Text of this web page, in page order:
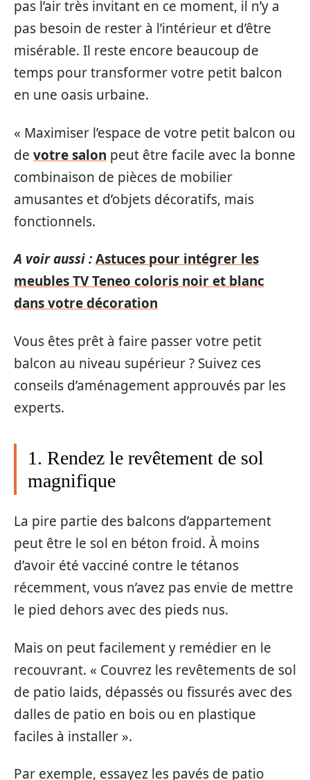
pas l’air très invitant en ce moment, il n’y a
pas besoin de rester à l’intérieur et d’être
misérable. Il reste encore beaucoup de
temps pour transformer votre petit balcon
en une oasis urbaine.
« Maximiser l’espace de votre petit balcon ou
de votre salon peut être facile avec la bonne
combinaison de pièces de mobilier
amusantes et d’objets décoratifs, mais
fonctionnels.
A voir aussi :Astuces pour intégrer les
meubles TV Teneo coloris noir et blanc
dans votre décoration
Vous êtes prêt à faire passer votre petit
balcon au niveau supérieur ? Suivez ces
conseils d’aménagement approuvés par les
experts.
1. Rendez le revêtement de sol
magnifique
La pire partie des balcons d’appartement
peut être le sol en béton froid. À moins
d’avoir été vacciné contre le tétanos
récemment, vous n’avez pas envie de mettre
le pied dehors avec des pieds nus.
Mais on peut facilement y remédier en le
recouvrant. « Couvrez les revêtements de sol
de patio laids, dépassés ou fissurés avec des
dalles de patio en bois ou en plastique
faciles à installer ».
Par exemple, essayez les pavés de patio